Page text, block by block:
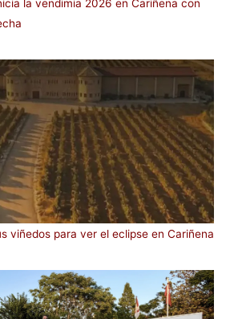
la vendimia 2026 en Cariñena con
viñedos para ver el eclipse en Cariñena